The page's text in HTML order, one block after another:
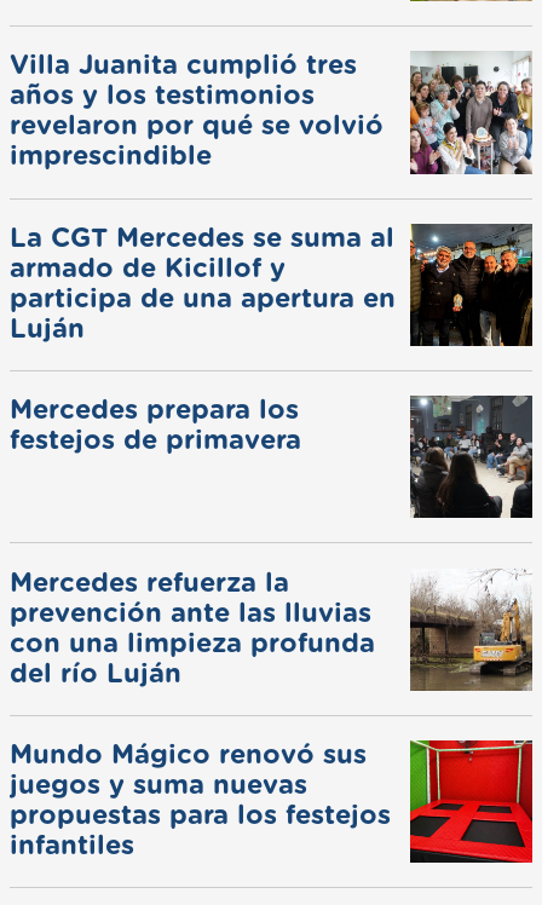
Villa Juanita cumplió tres
años y los testimonios
revelaron por qué se volvió
imprescindible
La CGT Mercedes se suma al
armado de Kicillof y
participa de una apertura en
Luján
Mercedes prepara los
festejos de primavera
Mercedes refuerza la
prevención ante las lluvias
con una limpieza profunda
del río Luján
Mundo Mágico renovó sus
juegos y suma nuevas
propuestas para los festejos
infantiles